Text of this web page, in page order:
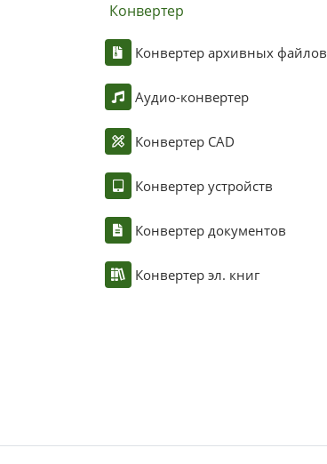
Конвертер
Конвертер архивных файлов
Аудио-конвертер
Конвертер CAD
Конвертер устройств
Конвертер документов
Конвертер эл. книг